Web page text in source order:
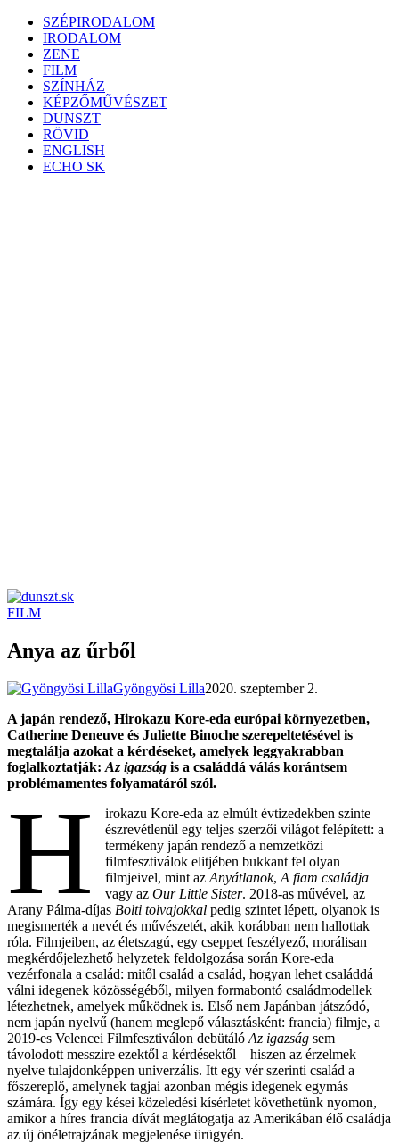
Skip
content
SZÉPIRODALOM
IRODALOM
ZENE
FILM
SZÍNHÁZ
KÉPZŐMŰVÉSZET
DUNSZT
RÖVID
ENGLISH
ECHO SK
FILM
Anya az űrből
Gyöngyösi Lilla2020. szeptember 2.
A japán rendező, Hirokazu Kore-eda európai környezetben,
Catherine Deneuve és Juliette Binoche szerepeltetésével is
megtalálja azokat a kérdéseket, amelyek leggyakrabban
foglalkoztatják: Az igazság is a családdá válás korántsem
problémamentes folyamatáról szól.
H
irokazu Kore-eda az elmúlt évtizedekben szinte
észrevétlenül egy teljes szerzői világot felépített: a
termékeny japán rendező a nemzetközi
filmfesztiválok elitjében bukkant fel olyan
filmjeivel, mint azAnyátlanok,A fiam családja
vagy azOur Little Sister. 2018-as művével, az
Arany Pálma-díjas Bolti tolvajokkal pedig szintet lépett, olyanok is
megismerték a nevét és művészetét, akik korábban nem hallottak
róla. Filmjeiben, az életszagú, egy cseppet feszélyező, morálisan
megkérdőjelezhető helyzetek feldolgozása során Kore-eda
vezérfonala a család: mitől család a család, hogyan lehet családdá
válni idegenek közösségéből, milyen formabontó családmodellek
létezhetnek, amelyek működnek is. Első nem Japánban játszódó,
nem japán nyelvű (hanem meglepő választásként: francia) filmje, a
2019-es Velencei Filmfesztiválon debütáló Az igazság sem
távolodott messzire ezektől a kérdésektől – hiszen az érzelmek
nyelve tulajdonképpen univerzális. Itt egy vér szerinti család a
főszereplő, amelynek tagjai azonban mégis idegenek egymás
számára. Így egy kései közeledési kísérletet követhetünk nyomon,
amikor a híres francia dívát meglátogatja az Amerikában élő családja
az új önéletrajzának megjelenése ürügyén.